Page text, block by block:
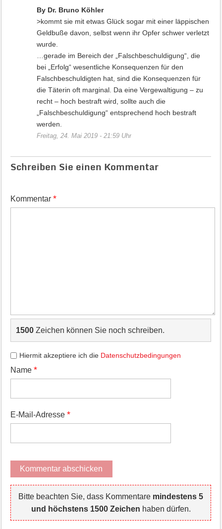
By Dr. Bruno Köhler
>kommt sie mit etwas Glück sogar mit einer läppischen
Geldbuße davon, selbst wenn ihr Opfer schwer verletzt
wurde.
…gerade im Bereich der „Falschbeschuldigung“, die
bei „Erfolg“ wesentliche Konsequenzen für den
Falschbeschuldigten hat, sind die Konsequenzen für
die Täterin oft marginal. Da eine Vergewaltigung – zu
recht – hoch bestraft wird, sollte auch die
„Falschbeschuldigung“ entsprechend hoch bestraft
werden.
Freitag, 24. Mai 2019 - 21:59 Uhr
Schreiben Sie einen Kommentar
Kommentar *
1500Zeichen können Sie noch schreiben.
Hiermit akzeptiere ich die Datenschutzbedingungen
Name *
E-Mail-Adresse *
Bitte beachten Sie, dass Kommentare mindestens 5
und höchstens 1500 Zeichen haben dürfen.